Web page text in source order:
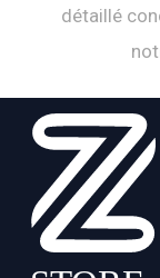
détaillé